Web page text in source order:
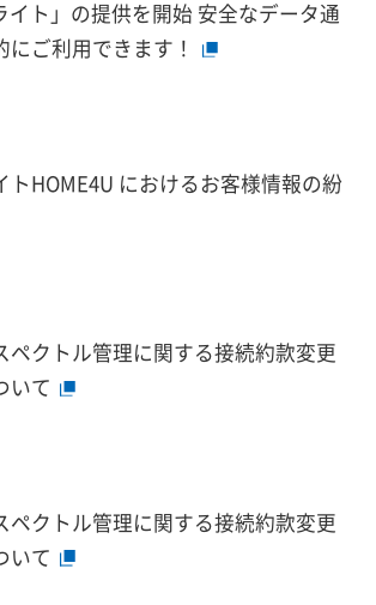
イト」の提供を開始 安全なデータ通
ご利用できます！
トHOME4U におけるお客様情報の紛
ペクトル管理に関する接続約款変更
いて
ペクトル管理に関する接続約款変更
いて